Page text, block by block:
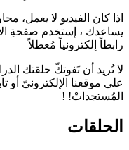
اذا كان الفيديو لا يعمل،
يساعدك ، إستخدم صفحةِ
رابطاً إلكترونياً مُعطلاً
لا تُريد أن تَفوتكّ حلقتك
على موقعنا الإلكترونىّ
المُستجداتْ! !
الحلقات